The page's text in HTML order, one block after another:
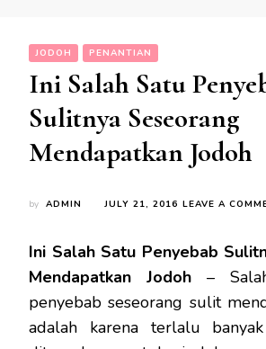
JODOH PENANTIAN
Ini Salah Satu
Sulitnya Seseorang
Mendapatkan Jodoh
by ADMIN JULY 21, 2016 LEAVE A
Ini Salah Satu Penyebab
Mendapatkan Jodoh –
penyebab seseorang sulit
adalah karena terlalu